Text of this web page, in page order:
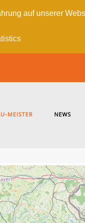
auf unserer
MEISTER NEWS